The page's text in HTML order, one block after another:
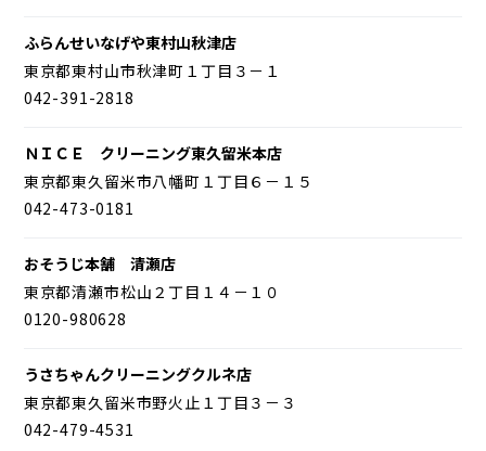
ふらんせいなげや東村山秋津店
東京都東村山市秋津町１丁目３－１
042-391-2818
ＮＩＣＥ クリーニング東久留米本店
東京都東久留米市八幡町１丁目６－１５
042-473-0181
おそうじ本舗 清瀬店
東京都清瀬市松山２丁目１４－１０
0120-980628
うさちゃんクリーニングクルネ店
東京都東久留米市野火止１丁目３－３
042-479-4531